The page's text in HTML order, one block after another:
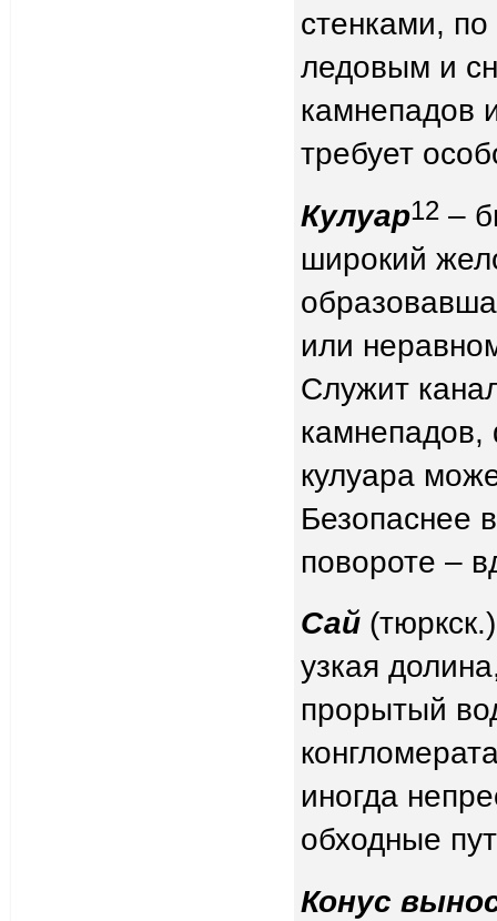
стенками,
ледовым и
камнепадов
требует
Кулуар12 –
широкий
или
Служит
камнепадов,
кулуара
Безопаснее
повороте –
Сай
узкая
прорытый
иногда
обходные
Конус